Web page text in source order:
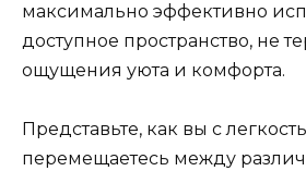
максимально эффективно
доступное пространство, не
ощущения уюта и комфорта.
Представьте, как вы с
перемещаетесь между